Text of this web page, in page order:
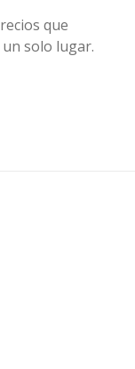
que
solo lugar.